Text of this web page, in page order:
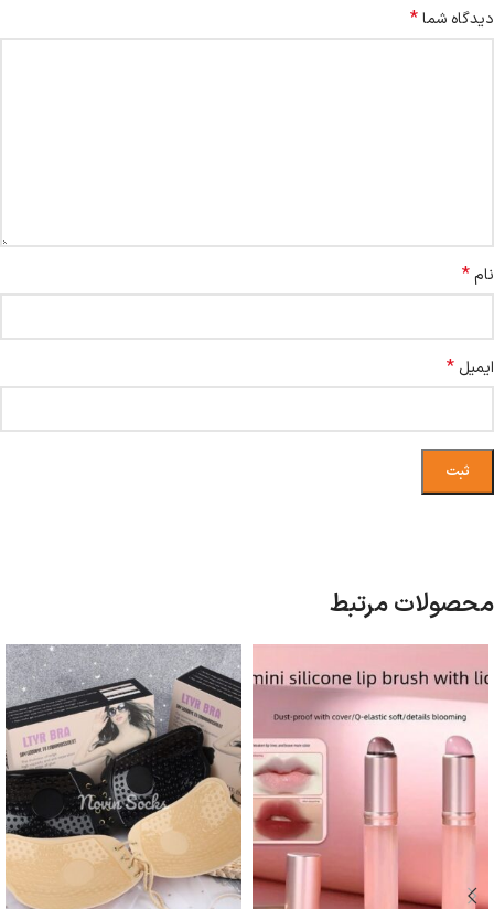
دیدگاه شما*
نام*
ایمیل *
محصولات مرتبط